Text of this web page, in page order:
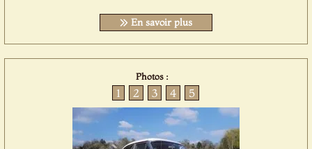
En savoir plus
Photos :
1 2 3 4 5